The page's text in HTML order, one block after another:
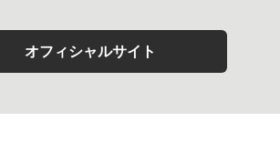
オフィシャルサイト